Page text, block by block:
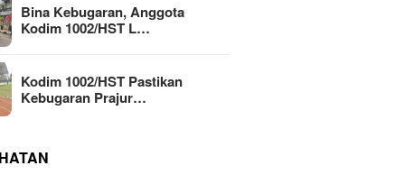
Bina Kebugaran, Anggota
Kodim 1002/HST L…
Kodim 1002/HST Pastikan
Kebugaran Prajur…